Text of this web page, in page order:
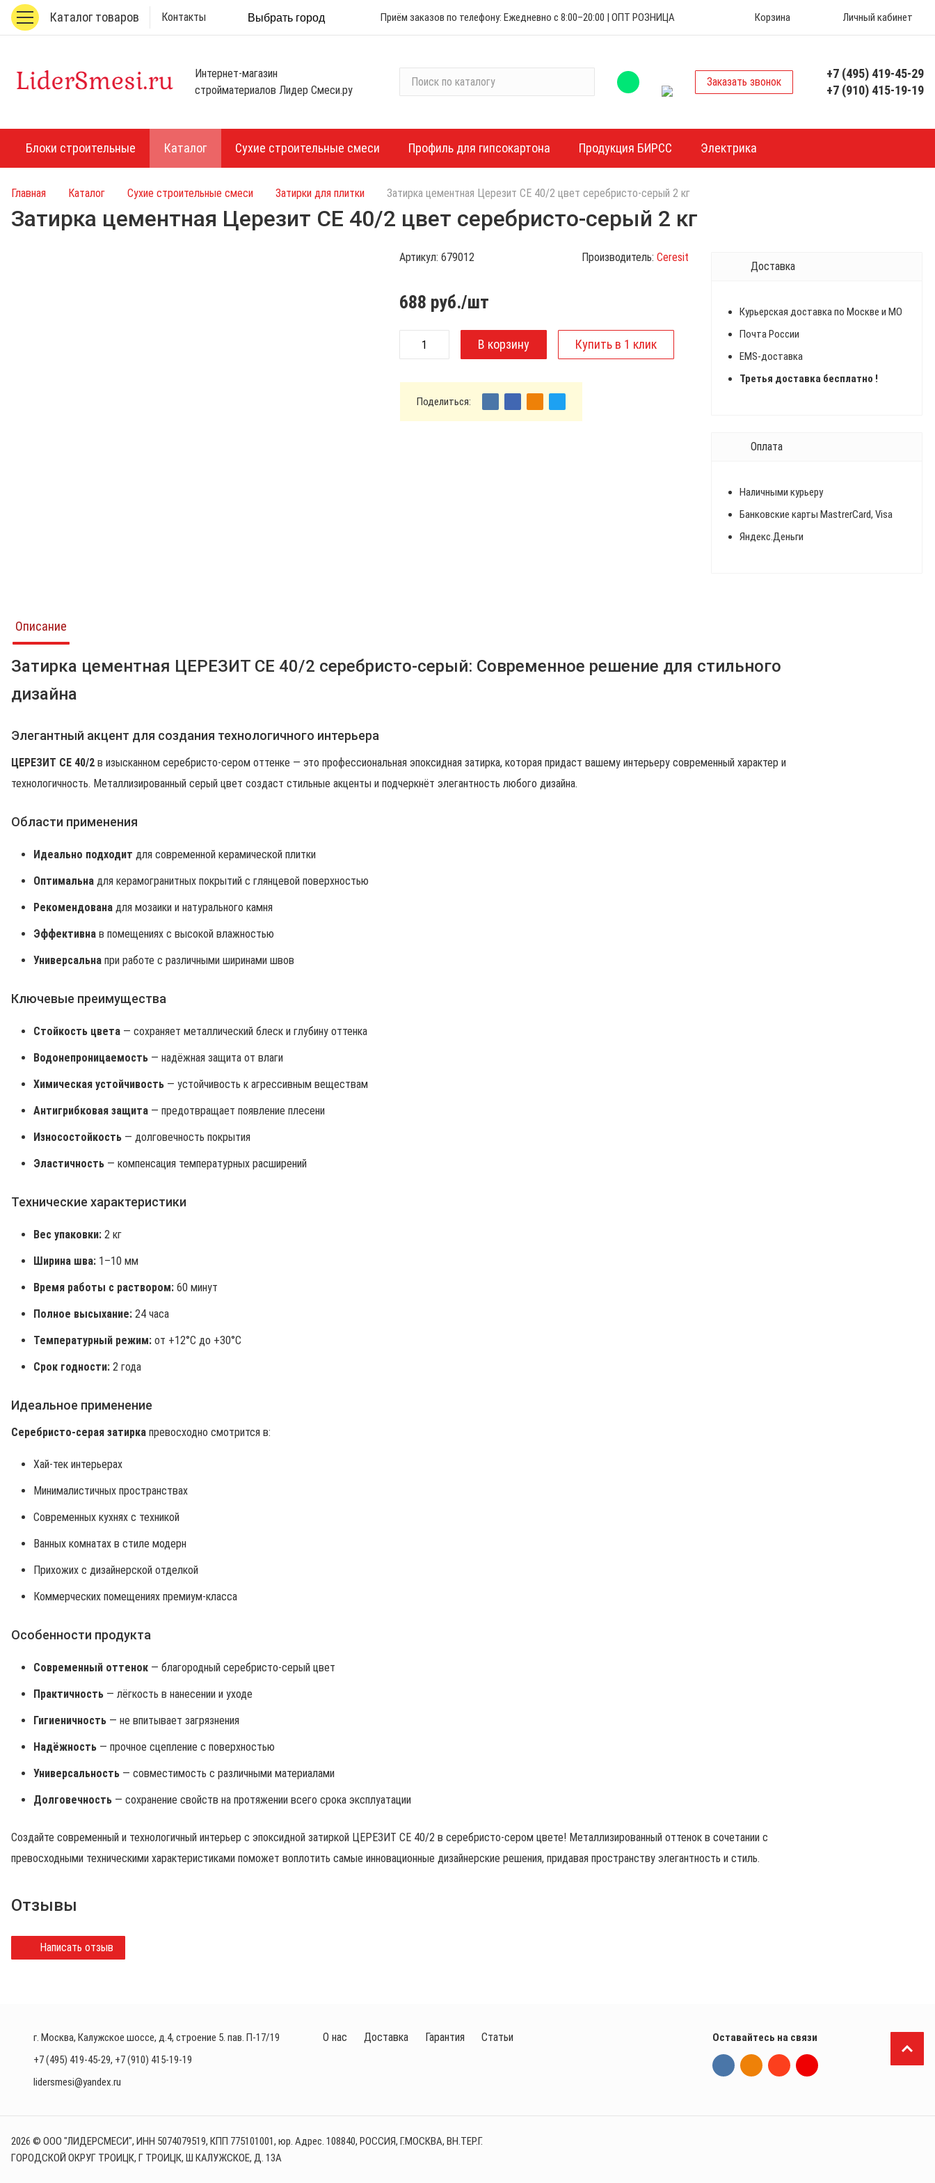
Каталог товаров Контакты Выбрать город Приём заказов по телефону: Ежедневно с 8:00–20:00 | ОПТ РОЗНИЦА Корзина Личный кабинет
Интернет-магазин
стройматериалов Лидер Смеси.ру
к
т
л
у
Заказать звонок
+7 (495) 419-45-29
+7 (910) 415-19-19
Блоки строительные Каталог Сухие строительные смеси Профиль для гипсокартона Продукция БИРСС Электрика
Главная Каталог Сухие строительные смеси Затирки для плитки Затирка цементная Церезит CE 40/2 цвет серебристо-серый 2 кг
Затирка цементная Церезит CE 40/2 цвет серебристо-серый 2 кг
Артикул: 679012 Производитель: Ceresit
688 руб./шт
Поделиться:
Доставка
Курьерская доставка по Москве и МО
Почта России
EMS-доставка
Третья доставка бесплатно !
Оплата
Наличными курьеру
Банковские карты MastrerCard, Visa
Яндекс.Деньги
Описание
Затирка цементная ЦЕРЕЗИТ CE 40/2 серебристо-серый: Современное решение для стильного
дизайна
Элегантный акцент для создания технологичного интерьера
ЦЕРЕЗИТ CE 40/2 в изысканном серебристо-сером оттенке — это профессиональная эпоксидная затирка, которая придаст вашему интерьеру современный характер и
технологичность. Металлизированный серый цвет создаст стильные акценты и подчеркнёт элегантность любого дизайна.
Области применения
Идеально подходит для современной керамической плитки
Оптимальна для керамогранитных покрытий с глянцевой поверхностью
Рекомендована для мозаики и натурального камня
Эффективна в помещениях с высокой влажностью
Универсальна при работе с различными ширинами швов
Ключевые преимущества
Стойкость цвета — сохраняет металлический блеск и глубину оттенка
Водонепроницаемость — надёжная защита от влаги
Химическая устойчивость — устойчивость к агрессивным веществам
Антигрибковая защита — предотвращает появление плесени
Износостойкость — долговечность покрытия
Эластичность — компенсация температурных расширений
Технические характеристики
Вес упаковки: 2 кг
Ширина шва: 1–10 мм
Время работы с раствором: 60 минут
Полное высыхание: 24 часа
Температурный режим: от +12°C до +30°C
Срок годности: 2 года
Идеальное применение
Серебристо-серая затирка превосходно смотрится в:
Хай-тек интерьерах
Минималистичных пространствах
Современных кухнях с техникой
Ванных комнатах в стиле модерн
Прихожих с дизайнерской отделкой
Коммерческих помещениях премиум-класса
Особенности продукта
Современный оттенок — благородный серебристо-серый цвет
Практичность — лёгкость в нанесении и уходе
Гигиеничность — не впитывает загрязнения
Надёжность — прочное сцепление с поверхностью
Универсальность — совместимость с различными материалами
Долговечность — сохранение свойств на протяжении всего срока эксплуатации
Создайте современный и технологичный интерьер с эпоксидной затиркой ЦЕРЕЗИТ CE 40/2 в серебристо-сером цвете! Металлизированный оттенок в сочетании с
превосходными техническими характеристиками поможет воплотить самые инновационные дизайнерские решения, придавая пространству элегантность и стиль.
Отзывы
Написать отзыв
г. Москва, Калужское шоссе, д.4, строение 5. пав. П-17/19
+7 (495) 419-45-29, +7 (910) 415-19-19
lidersmesi@yandex.ru
О нас Доставка Гарантия Статьи Оставайтесь на связи
2026 © ООО "ЛИДЕРСМЕСИ", ИНН 5074079519, КПП 775101001, юр. Адрес. 108840, РОССИЯ, Г.МОСКВА, ВН.ТЕР.Г.
ГОРОДСКОЙ ОКРУГ ТРОИЦК, Г ТРОИЦК, Ш КАЛУЖСКОЕ, Д. 13А